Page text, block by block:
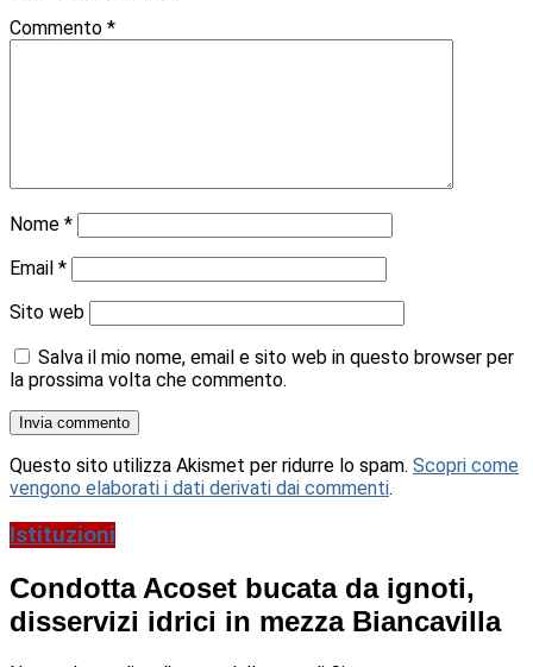
Commento *
Nome *
Email *
Sito web
Salva il mio nome, email e sito web in questo browser per
la prossima volta che commento.
Questo sito utilizza Akismet per ridurre lo spam. Scopri come
vengono elaborati i dati derivati dai commenti.
Istituzioni
Condotta Acoset bucata da ignoti,
disservizi idrici in mezza Biancavilla